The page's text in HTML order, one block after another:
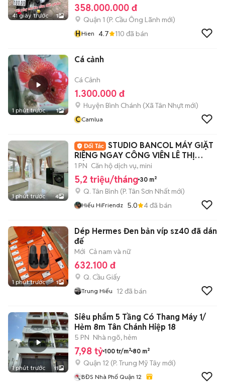
41 giây trước 1
358.000.000 đ
Quận 1 (P. Cầu Ông Lãnh mới)
HHien 4.7 110 đã bán
1 phút trước 1
Cá cảnh
Cá Cảnh
1.300.000 đ
Huyện Bình Chánh (Xã Tân Nhựt mới)
CCamlua
1 phút trước 4
STUDIO BANCOL MÁY GIẶT
RIÊNG NGAY CÔNG VIÊN LÊ THỊ
RIÊNG
1 PN Căn hộ dịch vụ, mini
5,2 triệu/tháng 30 m²
Q. Tân Bình (P. Tân Sơn Nhất mới)
Hiếu HiFriendz 5.0 4đã bán
1 phút trước 1
Dép Hermes Đen bản víp sz40 đã dán
đế
Mới Cả nam và nữ
632.100 đ
Q. Cầu Giấy
Trung Hiếu 12 đã bán
1 phút trước 11
Siêu phẩm 5 Tầng Có Thang Máy 1/
Hẻm 8m Tân Chánh Hiệp 18
5 PN Nhà ngõ, hẻm
7,98 tỷ 100 tr/m² 80 m²
Quận 12 (P. Trung Mỹ Tây mới)
BĐS Nhà Phố Quận 12